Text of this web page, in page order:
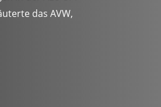
das AVW,